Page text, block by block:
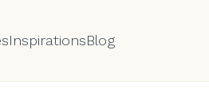
InspirationsBlog